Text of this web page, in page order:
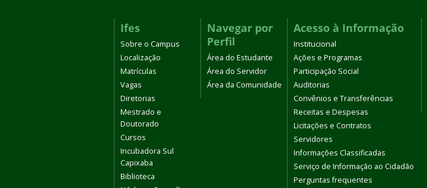
Ifes
Sobre o Campus
Localização
Matrículas
Vagas
Diretorias
Mestrado e
Doutorado
Cursos
Incubadora Sul
Capixaba
Biblioteca
Navegar por
Perfil
Área do Estudante
Área do Servidor
Área da Comunidade
Acesso à Informação
Institucional
Ações e Programas
Participação Social
Auditorias
Convênios e Transferências
Receitas e Despesas
Licitações e Contratos
Servidores
Informações Classificadas
Serviço de Informação ao Cidadão
Perguntas frequentes